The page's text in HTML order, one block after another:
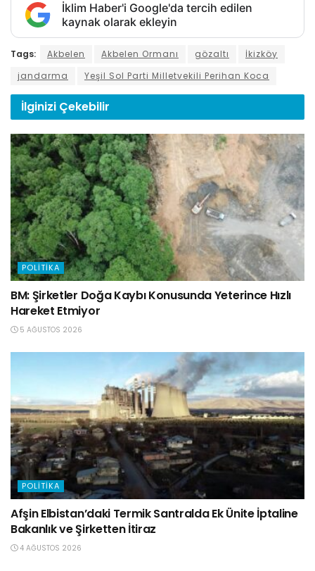
İklim Haber'i Google'da tercih edilen
kaynak olarak ekleyin
Tags: Akbelen Akbelen Ormanı gözaltı
İkizköy
jandarma
Yeşil Sol Parti Milletvekili Perihan Koca
İlginizi Çekebilir
POLITIKA
BM: Şirketler Doğa Kaybı Konusunda Yeterince Hızlı
Hareket Etmiyor
5 AĞUSTOS 2026
POLITIKA
Afşin Elbistan’daki Termik Santralda Ek Ünite İptaline
Bakanlık ve Şirketten İtiraz
4 AĞUSTOS 2026